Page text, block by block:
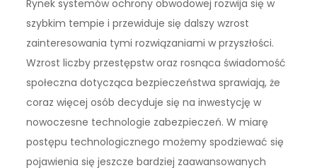
Rynek systemów ochrony obwodowej rozwija się w
szybkim tempie i przewiduje się dalszy wzrost
zainteresowania tymi rozwiązaniami w przyszłości.
Wzrost liczby przestępstw oraz rosnąca świadomość
społeczna dotycząca bezpieczeństwa sprawiają, że
coraz więcej osób decyduje się na inwestycję w
nowoczesne technologie zabezpieczeń. W miarę
postępu technologicznego możemy spodziewać się
pojawienia się jeszcze bardziej zaawansowanych